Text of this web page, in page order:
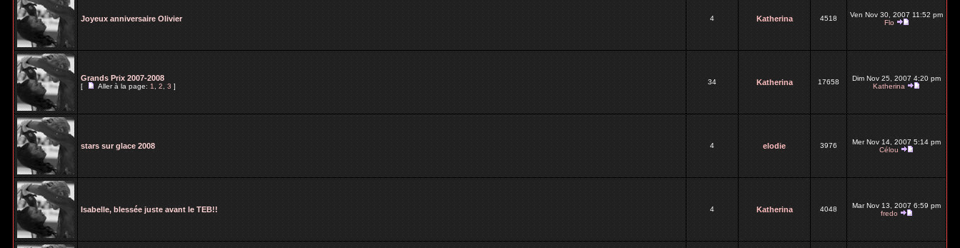
Joyeux anniversaire Olivier 4 Katherina 4518
Ven Nov 30, 2007 11:52 pm
Flo
Grands Prix 2007-2008
[ Aller à la page:1,2,3]
34 Katherina 17658
Dim Nov 25, 2007 4:20 pm
Katherina
stars sur glace 2008 4 elodie 3976
Mer Nov 14, 2007 5:14 pm
Célou
Isabelle, blessée juste avant le TEB!! 4 Katherina 4048
Mar Nov 13, 2007 6:59 pm
fredo